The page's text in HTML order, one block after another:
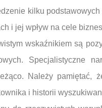
kilku
i jej wpływ na cele
wskaźnikiem są
Specjalistyczne
Należy pamiętać,
i historii